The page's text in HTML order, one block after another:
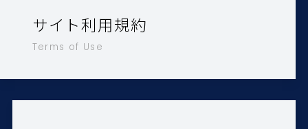
サイト利用規約
Terms of Use